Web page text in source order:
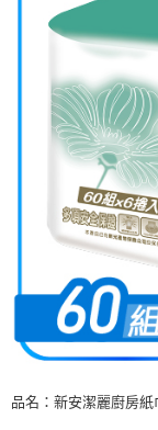
客戶支援中心」
１．透過由恩沛科技
易，需依本服務之必
權轉讓予恩沛科技股
２．關於個人資料處
https://aftee.tw/terms/
３．未成年的使用者
「AFTEE先享後付」
４．使用「AFTEE先
時審查核予不同之上
請求用戶進行身份認
５．嚴禁一人註冊多
恩沛科技股份有限公
品名：新安潔麗廚房紙